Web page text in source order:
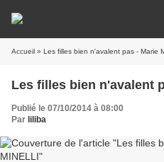
Accueil » Les filles bien n'avalent pas - Marie
Les filles bien n'avalent
Publié le 07/10/2014 à 08:00
Par liliba